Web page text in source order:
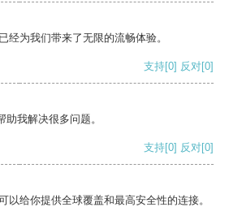
经为我们带来了无限的流畅体验。
支持[0] 反对[0]
我解决很多问题。
支持[0] 反对[0]
以给你提供全球覆盖和最高安全性的连接。